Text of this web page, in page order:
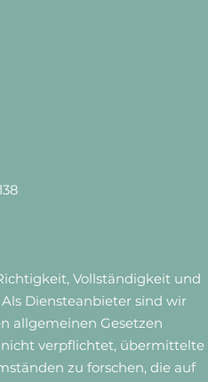
Vollständigkeit und
Diensteanbieter sind wir
allgemeinen Gesetzen
nicht verpflichtet, übermittelte
zu forschen, die auf